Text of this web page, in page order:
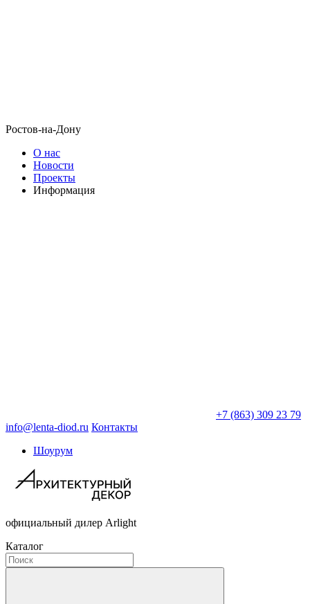
Ростов-на-Дону
О нас
Новости
Проекты
Информация
+7 (863) 309 23 79
info@lenta-diod.ru Контакты
Шоурум
официальный дилер Arlight
Каталог